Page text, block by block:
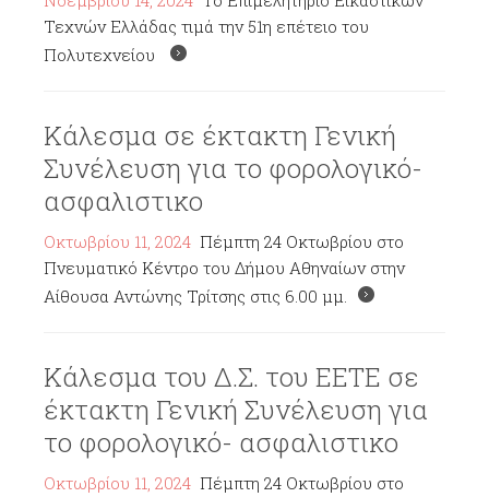
Τεχνών Ελλάδας τιμά την 51η επέτειο του
Πολυτεχνείου
Κάλεσμα σε έκτακτη Γενική
Συνέλευση για το φορολογικό-
ασφαλιστικο
Οκτωβρίου 11, 2024 Πέμπτη 24 Οκτωβρίου στο
Πνευματικό Κέντρο του Δήμου Αθηναίων στην
Αίθουσα Αντώνης Τρίτσης στις 6.00 μμ.
Κάλεσμα του Δ.Σ. του ΕΕΤΕ σε
έκτακτη Γενική Συνέλευση για
το φορολογικό- ασφαλιστικο
Οκτωβρίου 11, 2024 Πέμπτη 24 Οκτωβρίου στο